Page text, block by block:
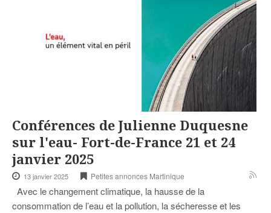
Conférences de Julienne Duquesne
sur l'eau- Fort-de-France 21 et 24
janvier 2025
13 janvier 2025 Petites annonces Martinique
Avec le changement climatique, la hausse de la
consommation de l’eau et la pollution, la sécheresse et les